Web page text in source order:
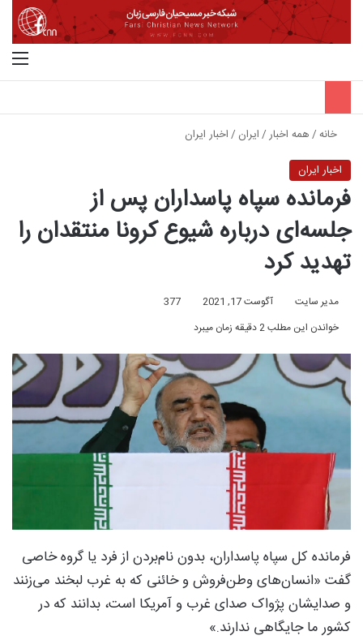
خانه/همه اخبار/ایران /اخبار ایران
اخبار ایران
فرمانده سپاه پاسداران پس از
جلسه‌ای درباره شیوع کرونا منتقدان را
تهدید کرد
مدیر سایت آگوست 17, 2021
377
خواندن این مطلب 2 دقیقه زمان میبرد
فرمانده کل سپاه پاسداران، بدون نام‌بردن از فرد یا گروه خاصی
گفت «انسان‌های وطن‌فروش و خائنی که به غرب لبخند می‌زنند
و صدایشان پژواک صدای غرب و آمریکا است، بدانند که در
کشور ما جایگاهی ندارند.»